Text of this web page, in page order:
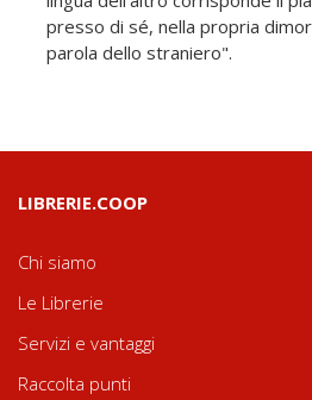
presso di sé, nella propria
parola dello straniero".
LIBRERIE.COOP
Chi siamo
Le Librerie
Servizi e vantaggi
Raccolta punti